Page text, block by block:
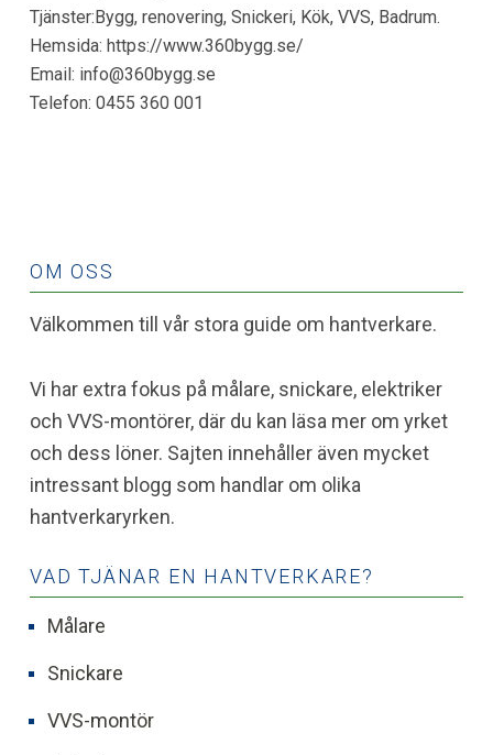
Tjänster:Bygg, renovering, Snickeri, Kök, VVS, Badrum.
Hemsida: https://www.360bygg.se/
Email: info@360bygg.se
Telefon: 0455 360 001
OM OSS
Välkommen till vår stora guide om hantverkare.
Vi har extra fokus på målare, snickare, elektriker
och VVS-montörer, där du kan läsa mer om yrket
och dess löner. Sajten innehåller även mycket
intressant blogg som handlar om olika
hantverkaryrken.
VAD TJÄNAR EN HANTVERKARE?
Målare
Snickare
VVS-montör